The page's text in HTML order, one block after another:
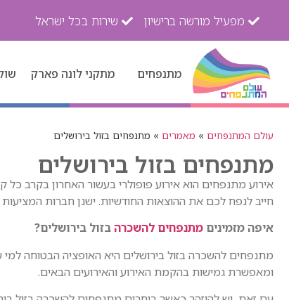
מפעיל מורשה ברישיון שירות בכל ישראל
מתנפחים מתקני לונה פארק
עולם המתנפחים » מאמרים » מתנפחים בזול בירושלים
מתנפחים בזול בירושלים
אירוע מתנפחים הוא אירוע פופולרי בעשור האחרון בקרב כל
חייב לנפח לכם את ההוצאות החודשיות. ישנן חברות
איפה מזמינים מתנפחים להשכרהבזול בירושלים?
מתנפחים להשכרה בזול בירושלים היא האופציה הבטוחה
ומאפשרת גמישות בהקמת האירוע והאירועים הבאים.